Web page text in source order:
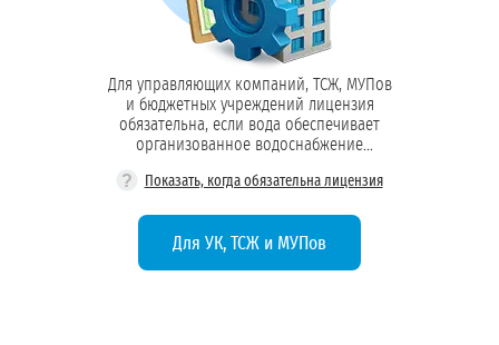
Для управляющих компаний, ТСЖ, МУПов
и бюджетных учреждений лицензия
обязательна, если вода обеспечивает
организованное водоснабжение
социальных объектов
? Показать, когда обязательна лицензия
Для УК, ТСЖ и МУПов